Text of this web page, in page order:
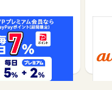
ショッピング